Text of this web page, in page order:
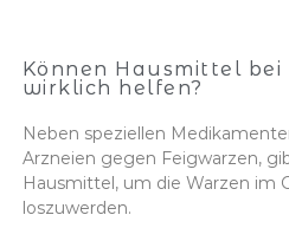
Können Hausmittel bei
wirklich helfen?
Neben speziellen
Arzneien gegen Feigwarzen,
Hausmittel, um die Warzen im
loszuwerden.